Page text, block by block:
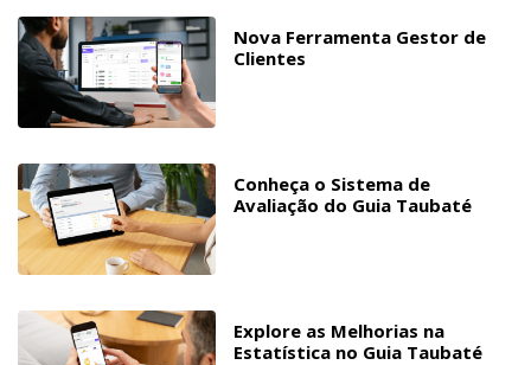
Nova Ferramenta Gestor de
Clientes
Conheça o Sistema de
Avaliação do Guia Taubaté
Explore as Melhorias na
Estatística no Guia Taubaté